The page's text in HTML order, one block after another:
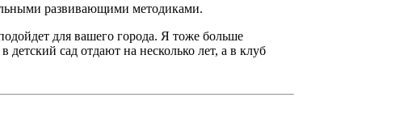
развивающими методиками.
для вашего города. Я тоже больше
сад отдают на несколько лет, а в клуб